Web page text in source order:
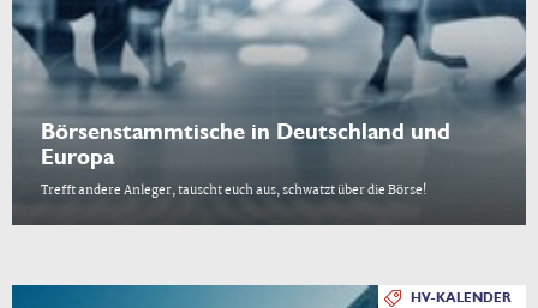
Börsenstammtische in Deutschland und
Europa
Trefft andere Anleger, tauscht euch aus, schwatzt über die Börse!
HV-KALENDER